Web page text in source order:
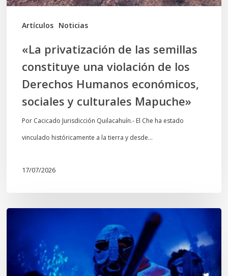
Artículos Noticias
de
Humanos
económicos,
sociales
culturales
Mapuche»
«La privatización de las semillas
constituye una violación de los
Derechos Humanos económicos,
sociales y culturales Mapuche»
Por Cacicado Jurisdicción Quilacahuín.- El Che ha estado
vinculado históricamente a la tierra y desde…
17/07/2026
tiempos